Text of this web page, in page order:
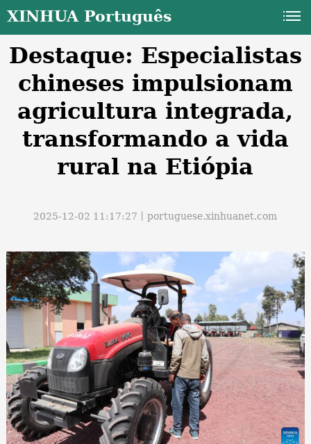
XINHUA Português
Destaque: Especialistas
chineses impulsionam
agricultura integrada,
transformando a vida
rural na Etiópia
2025-12-02 11:17:27丨portuguese.xinhuanet.com